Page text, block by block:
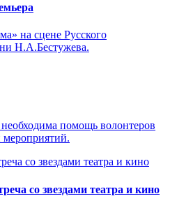
на сцене Русского
Н.А.Бестужева.
помощь волонтеров
со звездами театра и кино